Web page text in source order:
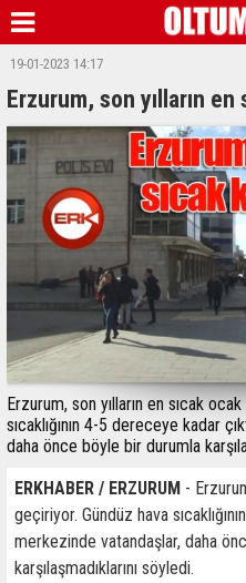
19-01-2023 14:17
Erzurum, son yılların en
Erzurum, son yılların en sıcak
sıcaklığının 4-5 dereceye kadar
daha önce böyle bir durumla
ERKHABER / ERZURUM -
geçiriyor. Gündüz hava
merkezinde vatandaşlar, daha
karşılaşmadıklarını söyledi.